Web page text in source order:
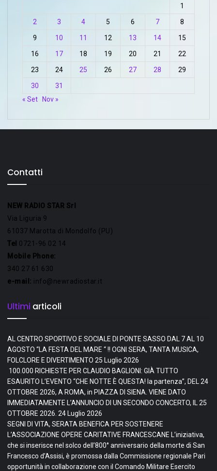
1
2 3 4 5 6 7 8
9 10 11 12 13 14 15
16 17 18 19 20 21 22
23 24 25 26 27 28 29
30
31
« Set Nov »
Contatti
NEW RADIO STAR Srl
Via Liguria 9
61037 Marotta di Mondolfo (PU)
Tel 0721-96 02 14
Mobile Phone:
340 27 61 630
e-mail: info@newradiostar.it
Ultimi articoli
AL CENTRO SPORTIVO E SOCIALE DI PONTE SASSO DAL 7 AL 10
AGOSTO “LA FESTA DEL MARE “ !! OGNI SERA, TANTA MUSICA,
FOLCLORE E DIVERTIMENTO 25 Luglio 2026
100.000 RICHIESTE PER CLAUDIO BAGLIONI: GIÀ TUTTO
ESAURITO L’EVENTO “CHE NOTTE È QUESTA! la partenza”, DEL 24
OTTOBRE 2026, A ROMA, in PIAZZA DI SIENA. VIENE DATO
IMMEDIATAMENTE L’ANNUNCIO DI UN SECONDO CONCERTO, IL 25
OTTOBRE 2026. 24 Luglio 2026
SEGNI DI VITA, SERATA BENEFICA PER SOSTENERE
L’ASSOCIAZIONE OPERE CARITATIVE FRANCESCANE L’iniziativa,
che si inserisce nel solco dell’800° anniversario della morte di San
Francesco d’Assisi, è promossa dalla Commissione regionale Pari
opportunità in collaborazione con il Comando Militare Esercito